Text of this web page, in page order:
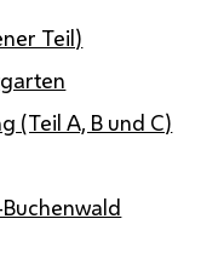
Teil)
(Teil A, B und C)